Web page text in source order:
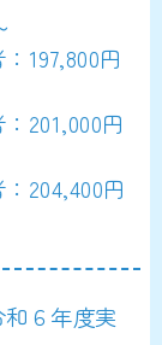
197,800円
201,000円
204,400円
６年度実